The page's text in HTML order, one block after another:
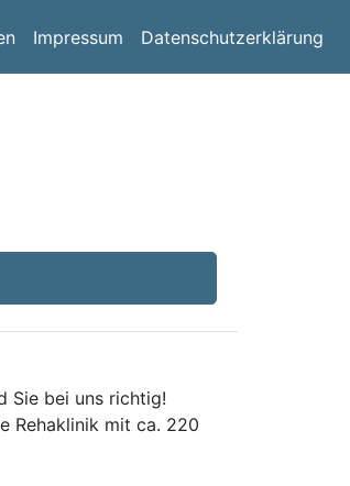
Impressum Datenschutzerklärung
Sie bei uns richtig!
Rehaklinik mit ca. 220